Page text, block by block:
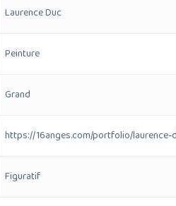
Laurence Duc
Peinture
Grand
https://16anges.com/portfolio/laurence-
Figuratif